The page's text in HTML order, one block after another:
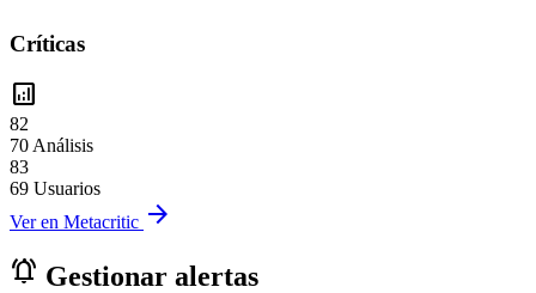
Críticas
analytics
82
70 Análisis
83
69 Usuarios
Ver en Metacritic arrow_forward
notifications_active Gestionar alertas